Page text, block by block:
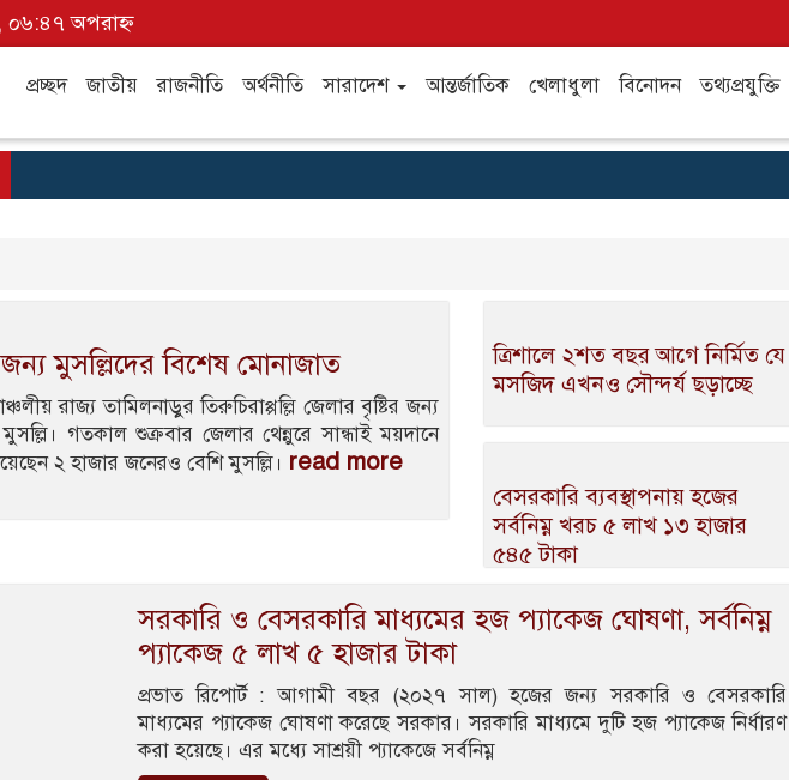
০৬:৪৭ অপরাহ্ন
প্রচ্ছদ জাতীয় রাজনীতি অর্থনীতি সারাদেশ আন্তর্জাতিক খেলাধুলা বিনোদন তথ্যপ্রযুক্তি
মুসল্লিদের বিশেষ মোনাজাত
রাজ্য তামিলনাড়ুর তিরুচিরাপ্পল্লি জেলার বৃষ্টির জন্য
গতকাল শুক্রবার জেলার থেন্নুরে সান্ধাই ময়দানে
২ হাজার জনেরও বেশি মুসল্লি। read more
ত্রিশালে ২শত বছর আগে নির্মিত যে
মসজিদ এখনও সৌন্দর্য ছড়াচ্ছে
বেসরকারি ব্যবস্থাপনায় হজের
সর্বনিম্ন খরচ ৫ লাখ ১৩ হাজার
৫৪৫ টাকা
সরকারি ও বেসরকারি মাধ্যমের হজ প্যাকেজ ঘোষণা, সর্বনিম্ন
প্যাকেজ ৫ লাখ ৫ হাজার টাকা
প্রভাত রিপোর্ট : আগামী বছর (২০২৭ সাল) হজের জন্য সরকারি ও বেসরকারি
মাধ্যমের প্যাকেজ ঘোষণা করেছে সরকার। সরকারি মাধ্যমে দুটি হজ প্যাকেজ নির্ধারণ
করা হয়েছে। এর মধ্যে সাশ্রয়ী প্যাকেজে সর্বনিম্ন